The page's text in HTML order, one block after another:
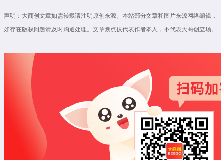
声明：大商创文章如需转载请注明原创来源。本站部分文章和图片来源网络编辑，
如存在版权问题请及时沟通处理。文章观点仅代表作者本人，不代表大商创立场。